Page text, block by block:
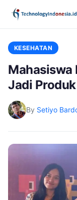
KESEHATAN
Mahasiswa
Jadi
By Setiyo